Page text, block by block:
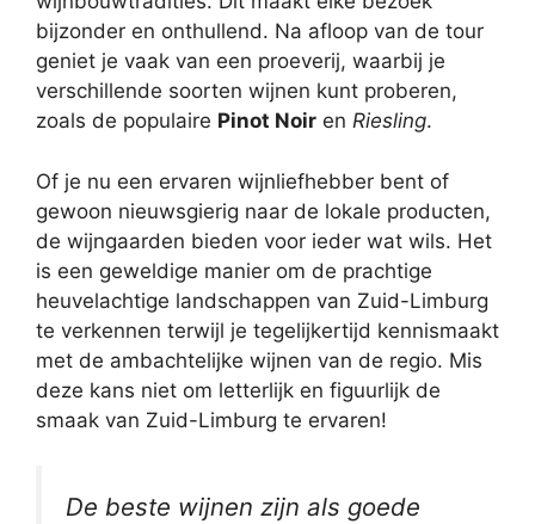
bijzonder en onthullend. Na afloop van de tour
geniet je vaak van een proeverij, waarbij je
verschillende soorten wijnen kunt proberen,
zoals de populaire Pinot Noir en Riesling.
Of je nu een ervaren wijnliefhebber bent of
gewoon nieuwsgierig naar de lokale producten,
de wijngaarden bieden voor ieder wat wils. Het
is een geweldige manier om de prachtige
heuvelachtige landschappen van Zuid-Limburg
te verkennen terwijl je tegelijkertijd kennismaakt
met de ambachtelijke wijnen van de regio. Mis
deze kans niet om letterlijk en figuurlijk de
smaak van Zuid-Limburg te ervaren!
De beste wijnen zijn als goede